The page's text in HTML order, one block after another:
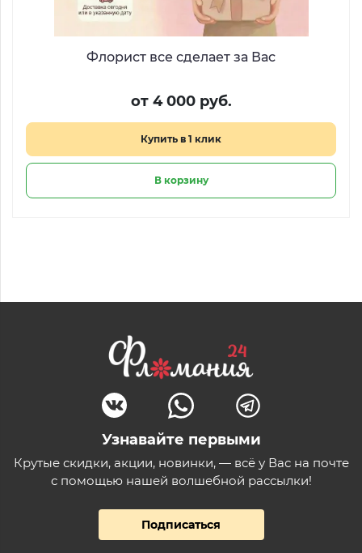
Флорист все сделает за Вас
от 4 000 руб.
Купить в 1 клик
В корзину
Узнавайте первыми
Крутые скидки, акции, новинки, — всё у Вас на почте
с помощью нашей волшебной рассылки!
Подписаться